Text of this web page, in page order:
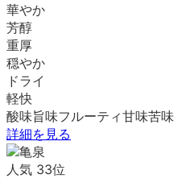
華やか
芳醇
重厚
穏やか
ドライ
軽快
酸味旨味フルーティ甘味苦味
詳細を見る
人気 33位